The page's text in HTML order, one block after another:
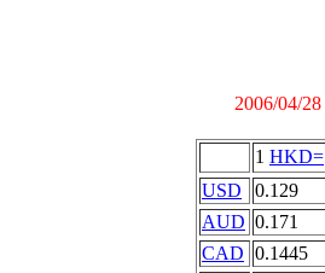
2006/04/28
1 HKD=
USD
0.129
AUD 0.171
CAD 0.1445